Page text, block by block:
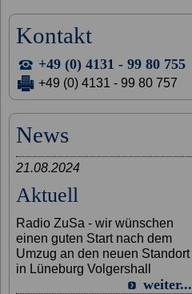
Kontakt
+49 (0) 4131 - 99 80 755
+49 (0) 4131 - 99 80 757
News
21.08.2024
Aktuell
Radio ZuSa - wir wünschen
einen guten Start nach dem
Umzug an den neuen Standort
in Lüneburg Volgershall
weiter...